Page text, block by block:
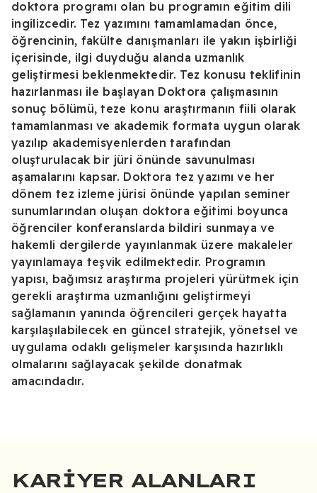
doktora programı olan bu programın eğitim dili
ingilizcedir. Tez yazımını tamamlamadan önce,
öğrencinin, fakülte danışmanları ile yakın işbirliği
içerisinde, ilgi duyduğu alanda uzmanlık
geliştirmesi beklenmektedir. Tez konusu teklifinin
hazırlanması ile başlayan Doktora çalışmasının
sonuç bölümü, teze konu araştırmanın fiili olarak
tamamlanması ve akademik formata uygun olarak
yazılıp akademisyenlerden tarafından
oluşturulacak bir jüri önünde savunulması
aşamalarını kapsar. Doktora tez yazımı ve her
dönem tez izleme jürisi önünde yapılan seminer
sunumlarından oluşan doktora eğitimi boyunca
öğrenciler konferanslarda bildiri sunmaya ve
hakemli dergilerde yayınlanmak üzere makaleler
yayınlamaya teşvik edilmektedir. Programın
yapısı, bağımsız araştırma projeleri yürütmek için
gerekli araştırma uzmanlığını geliştirmeyi
sağlamanın yanında öğrencileri gerçek hayatta
karşılaşılabilecek en güncel stratejik, yönetsel ve
uygulama odaklı gelişmeler karşısında hazırlıklı
olmalarını sağlayacak şekilde donatmak
amacındadır.
KARIYER ALANLARI